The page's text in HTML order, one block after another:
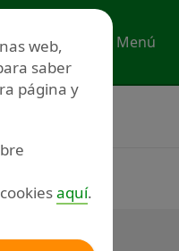
Menú
web,
saber
página y
aquí.